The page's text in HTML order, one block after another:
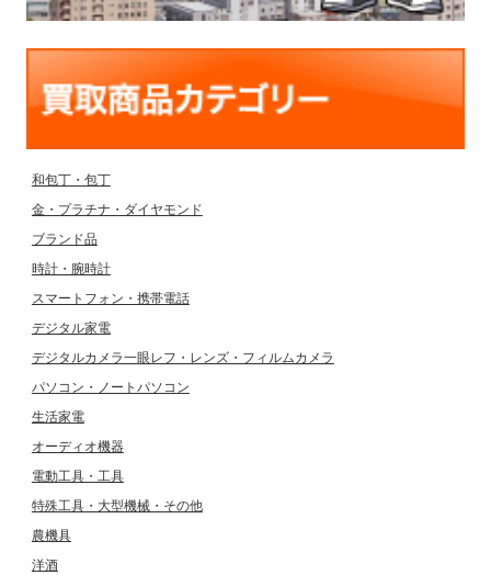
和包丁・包丁
金・プラチナ・ダイヤモンド
ブランド品
時計・腕時計
スマートフォン・携帯電話
デジタル家電
デジタルカメラ一眼レフ・レンズ・フィルムカメラ
パソコン・ノートパソコン
生活家電
オーディオ機器
電動工具・工具
特殊工具・大型機械・その他
農機具
洋酒